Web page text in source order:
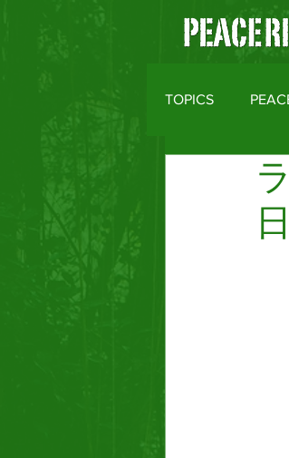
TOPICS
バイクライ
MOTO